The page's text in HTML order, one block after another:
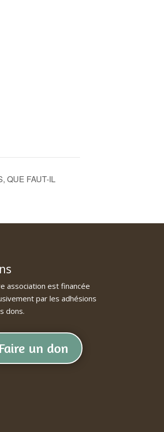
QUE FAUT-IL
association est financée
par les adhésions
dons.
Faire un don